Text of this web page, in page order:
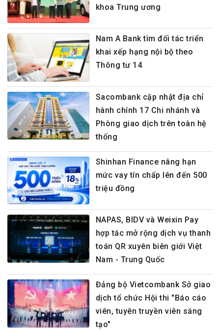
khoa Trung ương
Nam A Bank tìm đối tác triển
khai xếp hạng nội bộ theo
Thông tư 14
Sacombank cập nhật địa chỉ
hành chính 17 Chi nhánh và
Phòng giao dịch trên toàn hệ
thống
Shinhan Finance nâng hạn
mức vay tín chấp lên đến 500
triệu đồng
NAPAS, BIDV và Weixin Pay
hợp tác mở rộng dịch vụ thanh
toán QR xuyên biên giới Việt
Nam - Trung Quốc
Đảng bộ Vietcombank Sở giao
dịch tổ chức Hội thi "Báo cáo
viên, tuyên truyền viên sáng
tạo"